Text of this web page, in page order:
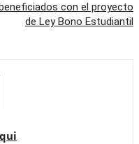
con el proyecto
de Ley Bono Estudiantil